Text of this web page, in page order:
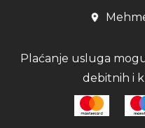
Plaćanje usluga
debitnih i